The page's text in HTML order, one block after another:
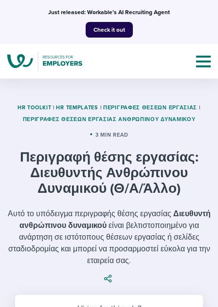
Just released: Workable’s AI Recruiting Agent
Check it out
Topics
I NEED HELP WITH...
Evaluating candidates
Working together with others
Maintaining hiring pipelines
Templates & Guides
Job description templates
Interview question templates
Policy templates
I’m a jobseeker
I WANT TO LEARN ABOUT...
Applying for a job
Interview process
Pay & benefits
Workable customer stories
Explore Workable
HR TOOLKIT | HR TEMPLATES | ΠΕΡΙΓΡΑΦΈΣ ΘΈΣΕΩΝ ΕΡΓΑΣΊΑΣ |
ΠΕΡΙΓΡΑΦΈΣ ΘΈΣΕΩΝ ΕΡΓΑΣΊΑΣ ΑΝΘΡΏΠΙΝΟΥ ΔΥΝΑΜΙΚΟΎ
3 MIN READ
Περιγραφή θέσης εργασίας:
Διευθυντής Ανθρώπινου
Δυναμικού (Θ/Α/Άλλο)
Αυτό το υπόδειγμα περιγραφής θέσης εργασίας Διευθυντή
ανθρώπινου δυναμικούείναι βελτιστοποιημένο για
ανάρτηση σε ιστότοπους θέσεων εργασίας ή σελίδες
σταδιοδρομίας και μπορεί να προσαρμοστεί εύκολα για την
εταιρεία σας.